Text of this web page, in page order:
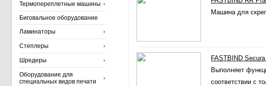
Термопереплетные машины
Биговальное оборудование
Ламинаторы
Степлеры
Шредеры
Оборудование для
специальных видов печати
Машина для
FASTBIND
Выполняет
соответствии с